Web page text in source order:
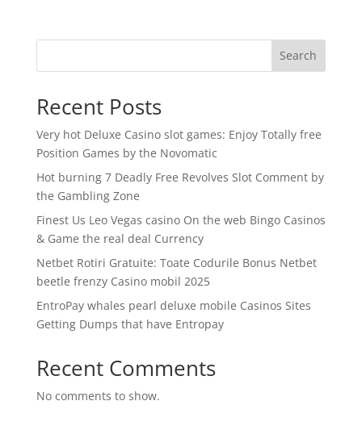
Search
Recent Posts
Very hot Deluxe Casino slot games: Enjoy Totally free
Position Games by the Novomatic
Hot burning 7 Deadly Free Revolves Slot Comment by
the Gambling Zone
Finest Us Leo Vegas casino On the web Bingo Casinos
& Game the real deal Currency
Netbet Rotiri Gratuite: Toate Codurile Bonus Netbet
beetle frenzy Casino mobil 2025
EntroPay whales pearl deluxe mobile Casinos Sites
Getting Dumps that have Entropay
Recent Comments
No comments to show.